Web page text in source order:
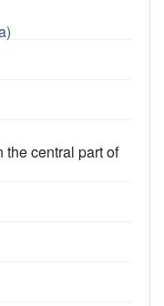
central part of